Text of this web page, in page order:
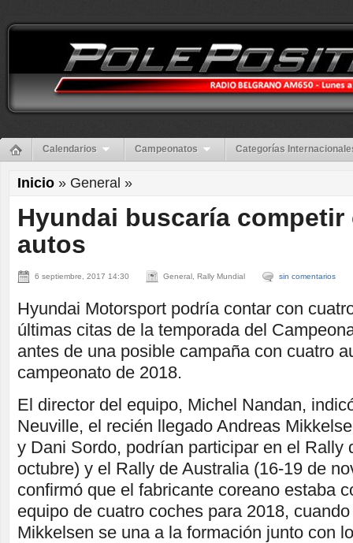
Calendarios Campeonatos Categorías
Inicio » General »
Hyundai buscaría
autos
6 septiembre, 2017 14:30 General, Rally Mundial sin comentarios
Hyundai Motorsport podría contar con
últimas citas de la temporada del
antes de una posible campaña con cuatro
campeonato de 2018.
El director del equipo, Michel Nandan,
Neuville, el recién llegado Andreas
y Dani Sordo, podrían participar en el Rally
octubre) y el Rally de Australia (16-19 de
confirmó que el fabricante coreano estaba
equipo de cuatro coches para 2018,
Mikkelsen se una a la formación junto con